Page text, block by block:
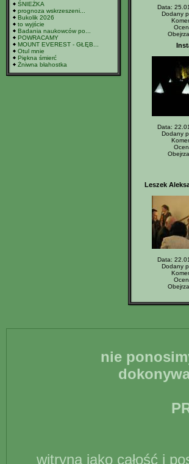
ŚNIEŻKA
prognoza wskrzeszeni...
Bukolik 2026
to wyjście
Badania naukowców po...
POWRACAMY
MOUNT EVEREST - GŁĘB...
Otul mnie
Piękna śmierć
Żniwna błahostka
Data:
Dodany
Data:
Dodany
Leszek
Data:
Dodany
nie
witryna jako całość i